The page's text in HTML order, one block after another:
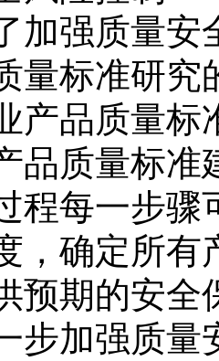
强质量安
量标准研
产品质量标
质量标准
程每一步
，确定所有
预期的安全
加强质量